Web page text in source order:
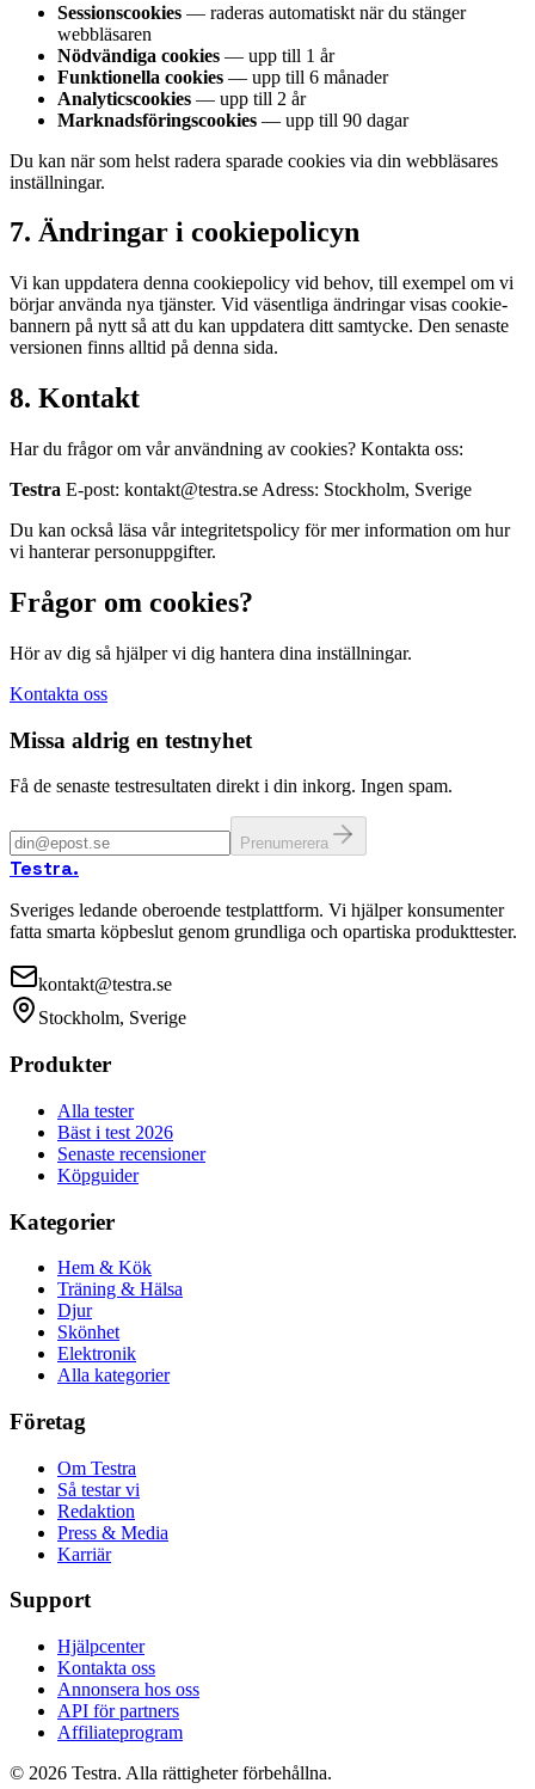
Sessionscookies — raderas automatiskt när du stänger
webbläsaren
Nödvändiga cookies — upp till 1 år
Funktionella cookies — upp till 6 månader
Analyticscookies — upp till 2 år
Marknadsföringscookies — upp till 90 dagar
Du kan när som helst radera sparade cookies via din webbläsares
inställningar.
7. Ändringar i cookiepolicyn
Vi kan uppdatera denna cookiepolicy vid behov, till exempel om vi
börjar använda nya tjänster. Vid väsentliga ändringar visas cookie-
bannern på nytt så att du kan uppdatera ditt samtycke. Den senaste
versionen finns alltid på denna sida.
8. Kontakt
Har du frågor om vår användning av cookies? Kontakta oss:
Testra E-post: kontakt@testra.se Adress: Stockholm, Sverige
Du kan också läsa vår integritetspolicy för mer information om hur
vi hanterar personuppgifter.
Frågor om cookies?
Hör av dig så hjälper vi dig hantera dina inställningar.
Kontakta oss
Missa aldrig en testnyhet
Få de senaste testresultaten direkt i din inkorg. Ingen spam.
Prenumerera
Testra.
Sveriges ledande oberoende testplattform. Vi hjälper konsumenter
fatta smarta köpbeslut genom grundliga och opartiska produkttester.
kontakt@testra.se
Stockholm, Sverige
Produkter
Alla tester
Bäst i test 2026
Senaste recensioner
Köpguider
Kategorier
Hem & Kök
Träning & Hälsa
Djur
Skönhet
Elektronik
Alla kategorier
Företag
Om Testra
Så testar vi
Redaktion
Press & Media
Karriär
Support
Hjälpcenter
Kontakta oss
Annonsera hos oss
API för partners
Affiliateprogram
© 2026 Testra. Alla rättigheter förbehållna.